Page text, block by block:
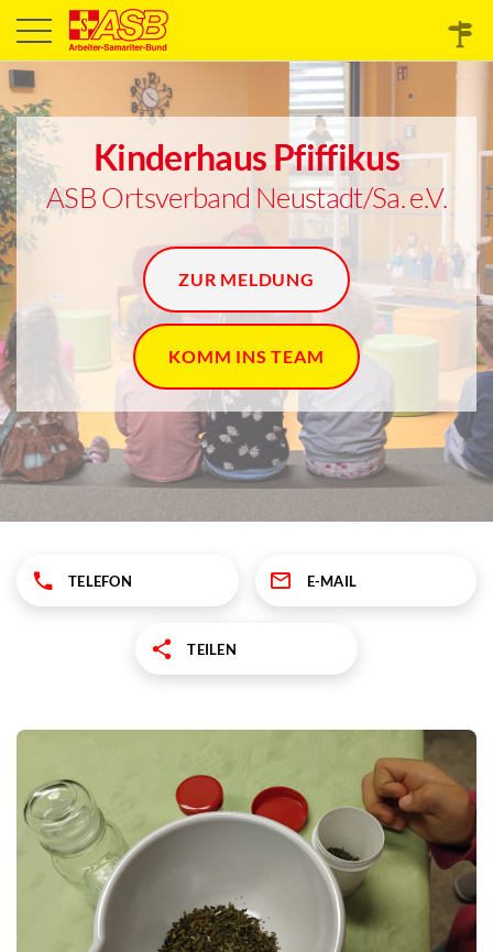
Kinderhaus Pfiffikus
ASB Ortsverband Neustadt/Sa. e.V.
ZUR MELDUNG
KOMM INS TEAM
TELEFON E-MAIL
TEILEN